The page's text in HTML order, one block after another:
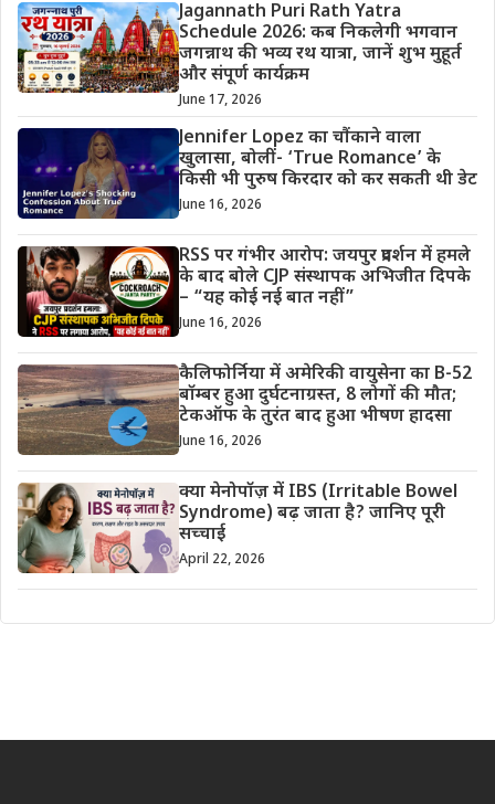
Jagannath Puri Rath Yatra
Schedule 2026: कब निकलेगी भगवान
जगन्नाथ की भव्य रथ यात्रा, जानें शुभ मुहूर्त
और संपूर्ण कार्यक्रम
June 17, 2026
Jennifer Lopez का चौंकाने वाला
खुलासा, बोलीं- ‘True Romance’ के
किसी भी पुरुष किरदार को कर सकती थी डेट
June 16, 2026
RSS पर गंभीर आरोप: जयपुर प्रदर्शन में हमले
के बाद बोले CJP संस्थापक अभिजीत दिपके
– “यह कोई नई बात नहीं”
June 16, 2026
कैलिफोर्निया में अमेरिकी वायुसेना का B-52
बॉम्बर हुआ दुर्घटनाग्रस्त, 8 लोगों की मौत;
टेकऑफ के तुरंत बाद हुआ भीषण हादसा
June 16, 2026
क्या मेनोपॉज़ में IBS (Irritable Bowel
Syndrome) बढ़ जाता है? जानिए पूरी
सच्चाई
April 22, 2026